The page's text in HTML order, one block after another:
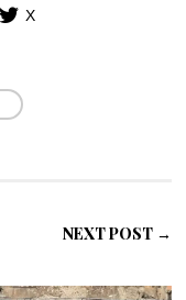
X
NEXT POST →